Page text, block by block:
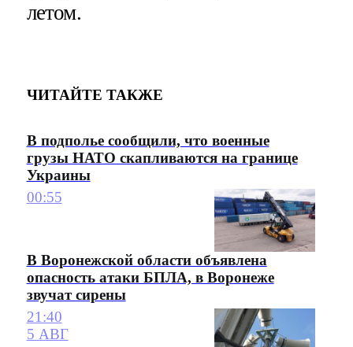
летом.
ЧИТАЙТЕ ТАКЖЕ
В подполье сообщили, что военные
грузы НАТО скапливаются на границе
Украины
00:55
В Воронежской области объявлена
опасность атаки БПЛА, в Воронеже
звучат сирены
21:40
5 АВГ